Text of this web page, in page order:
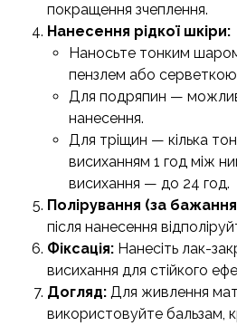
покращення зчеплення.
Нанесення рідкої шкіри:
Наносьте тонким
пензлем або
Для подряпин —
нанесення.
Для тріщин — кілька
висиханням 1 год між
висихання — до 24 год.
Полірування (за
після нанесення
Фіксація: Нанесіть лак-
висихання для стійкого
Догляд: Для живлення
використовуйте бальзам,